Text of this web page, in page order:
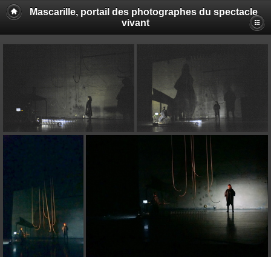
Mascarille, portail des photographes du spectacle
vivant